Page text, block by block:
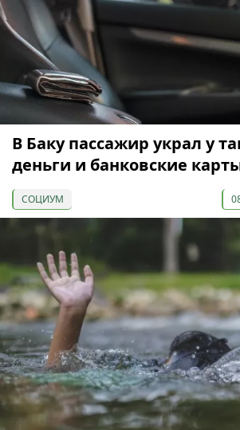
В Баку пассажир украл у
деньги и банковские
СОЦИУМ